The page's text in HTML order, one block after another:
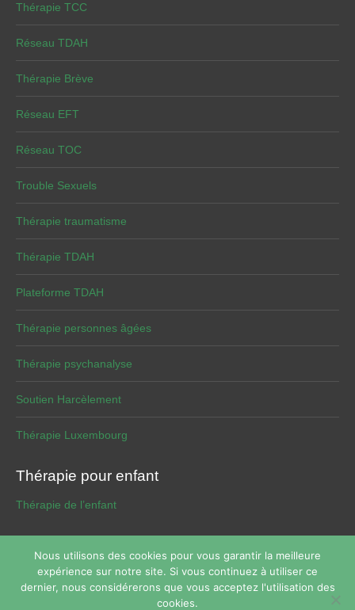
Thérapie TCC
Réseau TDAH
Thérapie Brève
Réseau EFT
Réseau TOC
Trouble Sexuels
Thérapie traumatisme
Thérapie TDAH
Plateforme TDAH
Thérapie personnes âgées
Thérapie psychanalyse
Soutien Harcèlement
Thérapie Luxembourg
Thérapie pour enfant
Thérapie de l’enfant
Copyright © 2026Thérapie de phobie Tous droits réservés.
Privium – Des services qui soutiennent vos soins.
Nous utilisons des cookies pour vous garantir la meilleure
expérience sur notre site. Si vous continuez à utiliser ce
dernier, nous considérerons que vous acceptez l'utilisation des
cookies.